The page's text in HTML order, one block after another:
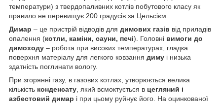
температури) з твердопаливних котлів побутового класу як
правило не перевищує 200 градусів за Цельсієм.
Димар – це пристрій відводів для димових газів від приладів
опалення (котли, каміни, сауни, печі). Головні вимоги до
димоходу – робота при високих температурах, гладка
поверхня матеріалу для легкого ковзання диму і низька
здатність поглинати вологу.
При згорянні газу, в газових котлах, утворюється велика
кількість конденсату , який всмоктується в цегляний і
азбестовий димар і при цьому руйнує його. На оцинкованої